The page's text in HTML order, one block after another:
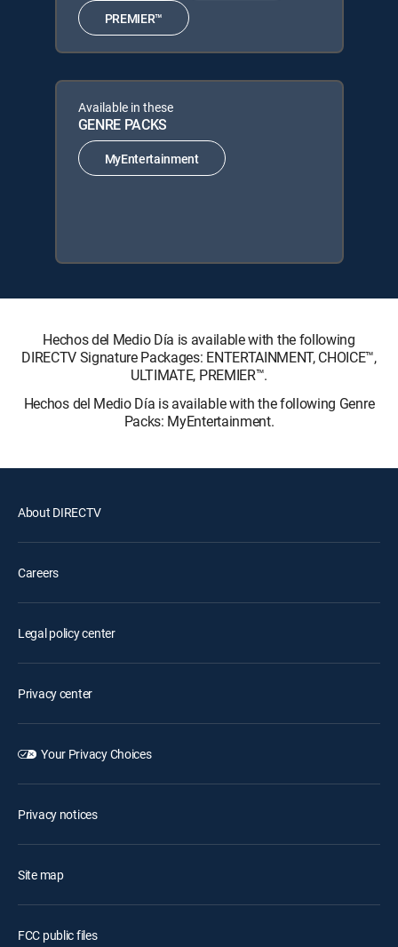
PREMIER™
Available in these
GENRE PACKS
MyEntertainment
Hechos del Medio Día is available with the following
DIRECTV Signature Packages: ENTERTAINMENT, CHOICE™,
ULTIMATE, PREMIER™.
Hechos del Medio Día is available with the following Genre
Packs: MyEntertainment.
About DIRECTV
Careers
Legal policy center
Privacy center
Your Privacy Choices
Privacy notices
Site map
FCC public files